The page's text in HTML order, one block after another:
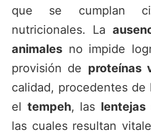
que se cumplan
nutricionales. La
animales no impide
provisión de proteínas
calidad, procedentes de
el tempeh, las lentejas
las cuales resultan